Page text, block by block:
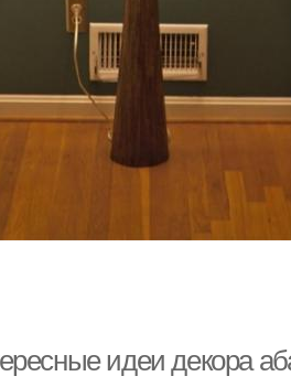
идеи декора